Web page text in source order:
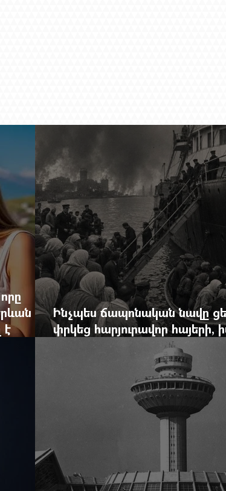
է
Ինչպես ճապոնական նավը
փրկեց հարյուրավոր հայերի,
հերոս նավապետի անունը՝